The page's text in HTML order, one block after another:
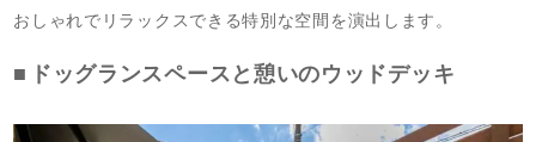
おしゃれでリラックスできる特別な空間を演出します。
ドッグランスペースと憩いのウッドデッキ